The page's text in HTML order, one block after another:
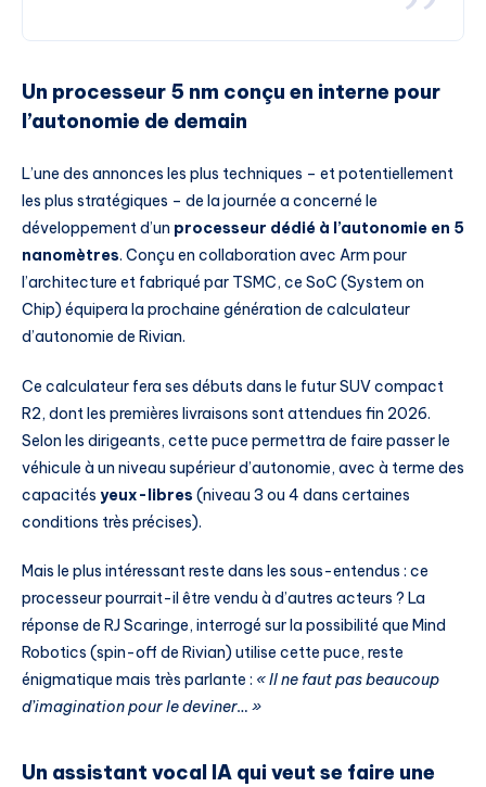
Un processeur 5 nm conçu en interne pour
l’autonomie de demain
L’une des annonces les plus techniques – et potentiellement
les plus stratégiques – de la journée a concerné le
développement d’un processeur dédié à l’autonomie en 5
nanomètres. Conçu en collaboration avec Arm pour
l’architecture et fabriqué par TSMC, ce SoC (System on
Chip) équipera la prochaine génération de calculateur
d’autonomie de Rivian.
Ce calculateur fera ses débuts dans le futur SUV compact
R2, dont les premières livraisons sont attendues fin 2026.
Selon les dirigeants, cette puce permettra de faire passer le
véhicule à un niveau supérieur d’autonomie, avec à terme des
capacités yeux-libres (niveau 3 ou 4 dans certaines
conditions très précises).
Mais le plus intéressant reste dans les sous-entendus : ce
processeur pourrait-il être vendu à d’autres acteurs ? La
réponse de RJ Scaringe, interrogé sur la possibilité que Mind
Robotics (spin-off de Rivian) utilise cette puce, reste
énigmatique mais très parlante : « Il ne faut pas beaucoup
d’imagination pour le deviner… »
Un assistant vocal IA qui veut se faire une